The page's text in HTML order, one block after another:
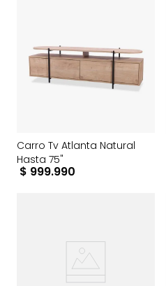
Carro Tv Atlanta Natural
Hasta 75"
$ 999.990